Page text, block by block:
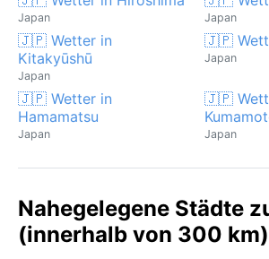
Japan Japan
🇯🇵 Wetter in
Kitakyūshū
Japan
🇯🇵
Japan
🇯🇵 Wetter in
Hamamatsu
Japan
🇯🇵
Japan
Nahegelegene Städte
(innerhalb von 300 km)